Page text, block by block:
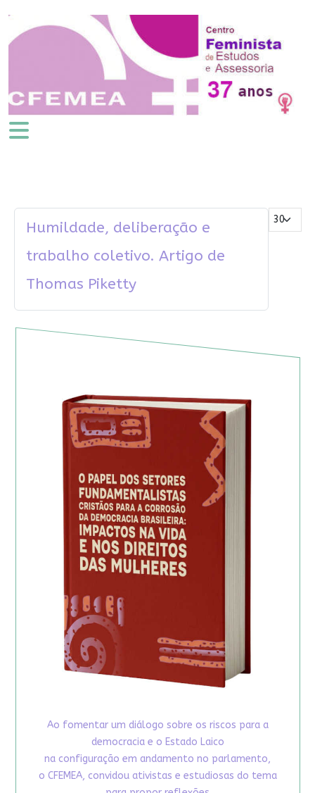
Mostrar #
Humildade, deliberação e
trabalho coletivo. Artigo de
Thomas Piketty
Ao fomentar um diálogo sobre os riscos para a
democracia e o Estado Laico
na configuração em andamento no parlamento,
o CFEMEA, convidou ativistas e estudiosas do tema